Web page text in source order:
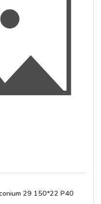
29 150*22 P40